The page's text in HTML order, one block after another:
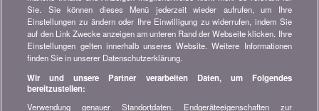
und Tipps zum Sparen auf:
Wissenswertes über bonus.ch
Sie. Sie können dieses Menü jederzeit wieder aufrufen, um Ihre
Einstellungen zu ändern oder Ihre Einwilligung zu widerrufen, indem Sie
auf den Link Zwecke anzeigen am unteren Rand der Webseite klicken. Ihre
Einstellungen gelten innerhalb unseres Website. Weitere Informationen
finden Sie in unserer Datenschutzerklärung.
Wir und unsere Partner verarbeiten Daten, um Folgendes
bereitzustellen:
Verwendung genauer Standortdaten. Endgeräteeigenschaften zur